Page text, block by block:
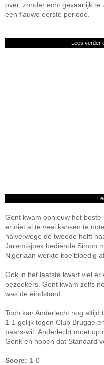
over, zonder echt gevaarlijk te
een flauwe eerste periode.
Lees verder
Gent kwam opnieuw het
er niet al te veel kansen te
halverwege de tweede helft
Jaremtsjoek bediende Simon
Nigeriaan werkte koelbloedig
Ook in het laatste kwart viel
bezoekers. Gent kwam zelfs
was de eindstand.
Toch kan Anderlecht nog
1-1 gelijk tegen Club Brugge
paars-wit. Anderlecht moet op
Genk en hopen dat Standard
Score: 1-0